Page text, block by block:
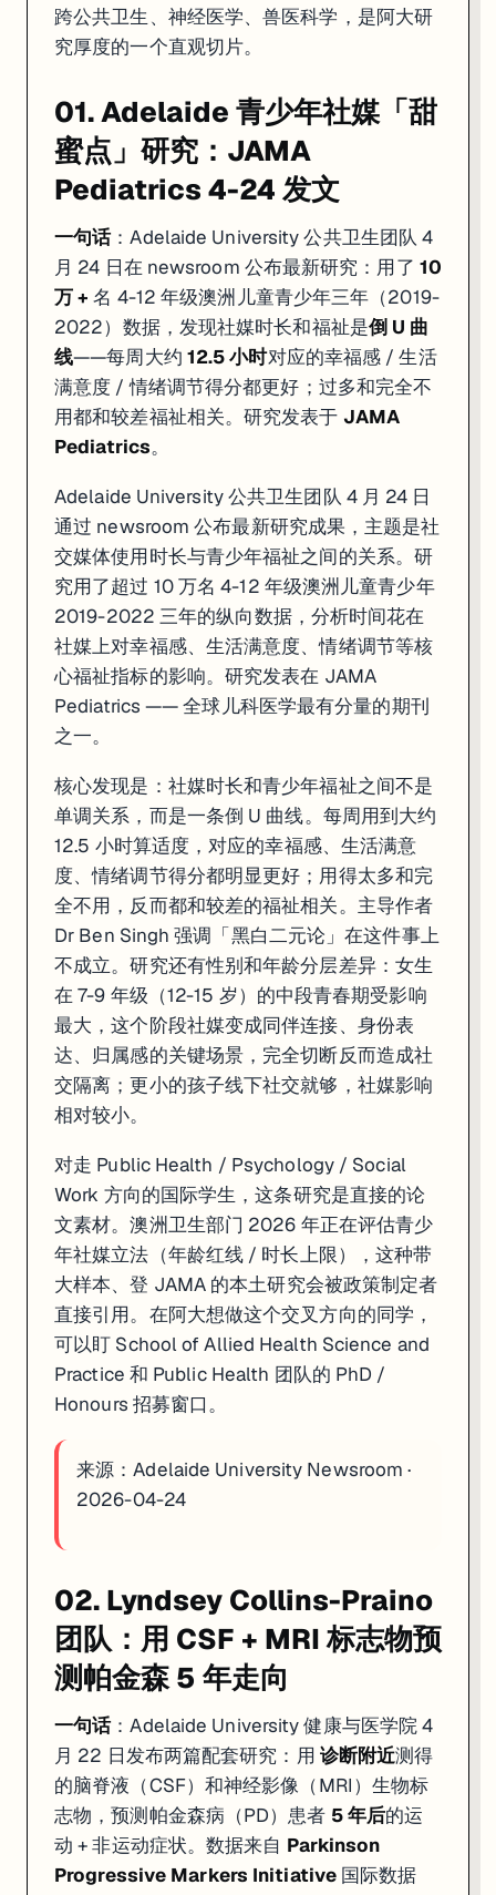
跨公共卫生、神经医学、兽医科学，是阿大研
究厚度的一个直观切片。
01. Adelaide 青少年社媒「甜
蜜点」研究：JAMA
Pediatrics 4-24 发文
一句话：Adelaide University 公共卫生团队 4
月 24 日在 newsroom 公布最新研究：用了 10
万 + 名 4-12 年级澳洲儿童青少年三年（2019-
2022）数据，发现社媒时长和福祉是倒 U 曲
线——每周大约 12.5 小时对应的幸福感 / 生活
满意度 / 情绪调节得分都更好；过多和完全不
用都和较差福祉相关。研究发表于 JAMA
Pediatrics。
Adelaide University 公共卫生团队 4 月 24 日
通过 newsroom 公布最新研究成果，主题是社
交媒体使用时长与青少年福祉之间的关系。研
究用了超过 10 万名 4-12 年级澳洲儿童青少年
2019-2022 三年的纵向数据，分析时间花在
社媒上对幸福感、生活满意度、情绪调节等核
心福祉指标的影响。研究发表在 JAMA
Pediatrics —— 全球儿科医学最有分量的期刊
之一。
核心发现是：社媒时长和青少年福祉之间不是
单调关系，而是一条倒 U 曲线。每周用到大约
12.5 小时算适度，对应的幸福感、生活满意
度、情绪调节得分都明显更好；用得太多和完
全不用，反而都和较差的福祉相关。主导作者
Dr Ben Singh 强调「黑白二元论」在这件事上
不成立。研究还有性别和年龄分层差异：女生
在 7-9 年级（12-15 岁）的中段青春期受影响
最大，这个阶段社媒变成同伴连接、身份表
达、归属感的关键场景，完全切断反而造成社
交隔离；更小的孩子线下社交就够，社媒影响
相对较小。
对走 Public Health / Psychology / Social
Work 方向的国际学生，这条研究是直接的论
文素材。澳洲卫生部门 2026 年正在评估青少
年社媒立法（年龄红线 / 时长上限），这种带
大样本、登 JAMA 的本土研究会被政策制定者
直接引用。在阿大想做这个交叉方向的同学，
可以盯 School of Allied Health Science and
Practice 和 Public Health 团队的 PhD /
Honours 招募窗口。
来源：Adelaide University Newsroom ·
2026-04-24
02. Lyndsey Collins-Praino
团队：用 CSF + MRI 标志物预
测帕金森 5 年走向
一句话：Adelaide University 健康与医学院 4
月 22 日发布两篇配套研究：用 诊断附近测得
的脑脊液（CSF）和神经影像（MRI）生物标
志物，预测帕金森病（PD）患者 5 年后的运
动 + 非运动症状。数据来自 Parkinson
Progressive Markers Initiative 国际数据